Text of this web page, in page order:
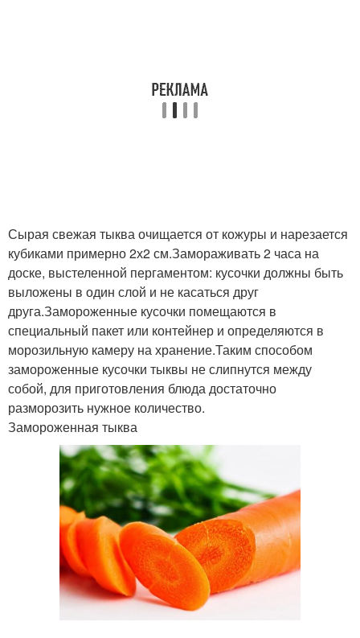
Сырая свежая тыква очищается от кожуры и нарезается
кубиками примерно 2х2 см.Замораживать 2 часа на
доске, выстеленной пергаментом: кусочки должны быть
выложены в один слой и не касаться друг
друга.Замороженные кусочки помещаются в
специальный пакет или контейнер и определяются в
морозильную камеру на хранение.Таким способом
замороженные кусочки тыквы не слипнутся между
собой, для приготовления блюда достаточно
разморозить нужное количество.
Замороженная тыква